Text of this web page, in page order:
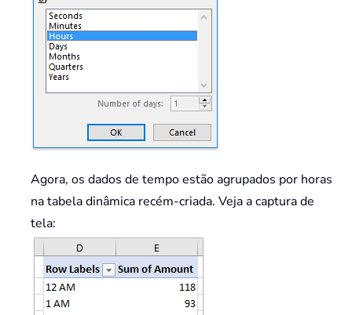
Agora, os dados de tempo estão agrupados por horas
na tabela dinâmica recém-criada. Veja a captura de
tela: